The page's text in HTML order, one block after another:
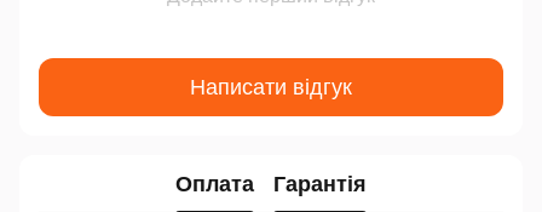
Написати відгук
Оплата Гарантія